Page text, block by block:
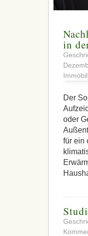
in
Der
oder
für ein